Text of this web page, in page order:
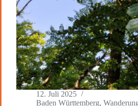
12. Juli 2025
Baden Württemberg,